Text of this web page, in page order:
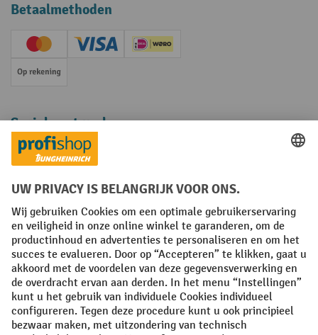
Betaalmethoden
Creditcard (Master)Creditcard (Visa)iDEAL | Wero
Op rekening
Sociale netwerken
Facebook
YouTube
LinkedInInstagram
Algemene leveringsvoorwaarden Copyright
Privacyverklaring Privacy Instellingen
All prices excl. VAT plusshipping costs and possible delivery charges,
if not stated otherwise.
¹ De korting is geldig zolang de voorraad strekt. De korting is niet van